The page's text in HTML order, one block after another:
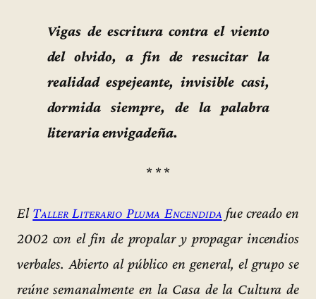
Vigas de escritura contra el viento
del olvido, a fin de resucitar la
realidad espejeante, invisible casi,
dormida siempre, de la palabra
literaria envigadeña.
* * *
El Taller Literario Pluma Encendida fue creado en
2002 con el fin de propalar y propagar incendios
verbales. Abierto al público en general, el grupo se
reúne semanalmente en la Casa de la Cultura de